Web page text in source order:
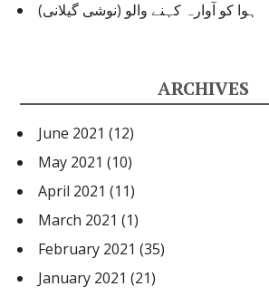
ہوا کو آوارہ کہنے والو (نوشی گیلانی)
ARCHIVES
June 2021 (12)
May 2021 (10)
April 2021 (11)
March 2021 (1)
February 2021 (35)
January 2021 (21)